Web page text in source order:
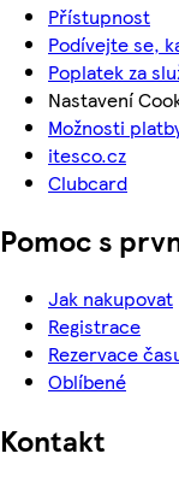
Přístupnost
Podívejte se,
Poplatek za
Nastavení
Možnosti
itesco.cz
Clubcard
Pomoc s
Jak nakupovat
Registrace
Rezervace
Oblíbené
Kontakt